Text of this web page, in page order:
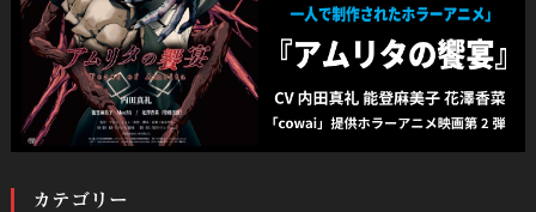
カテゴリー